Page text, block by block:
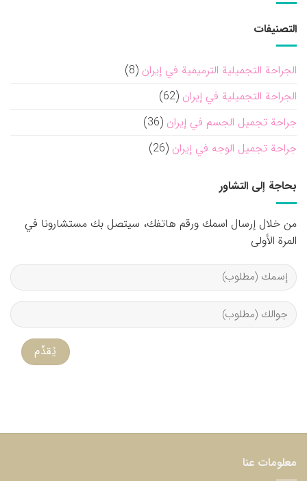
التصنيفات
الجراحة التجميلية الترميمية في إيران (8)
الجراحة التجميلية في إيران (62)
جراحة تجميل الجسم في إيران (36)
جراحة تجميل الوجه في إيران (26)
بحاجة إلى التشاور
من خلال إرسال اسمك ورقم هاتفك، سيتصل بك مستشارونا في
المرة الأولى
معلومات عنا